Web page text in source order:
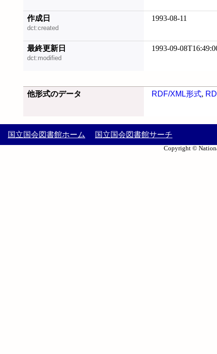
作成日
dct:created
1993-08-11
最終更新日
dct:modified
1993-09-
他形式のデータ RDF/XML形式,
国立国会図書館ホーム 国立国会図書館サーチ
Copyright ©